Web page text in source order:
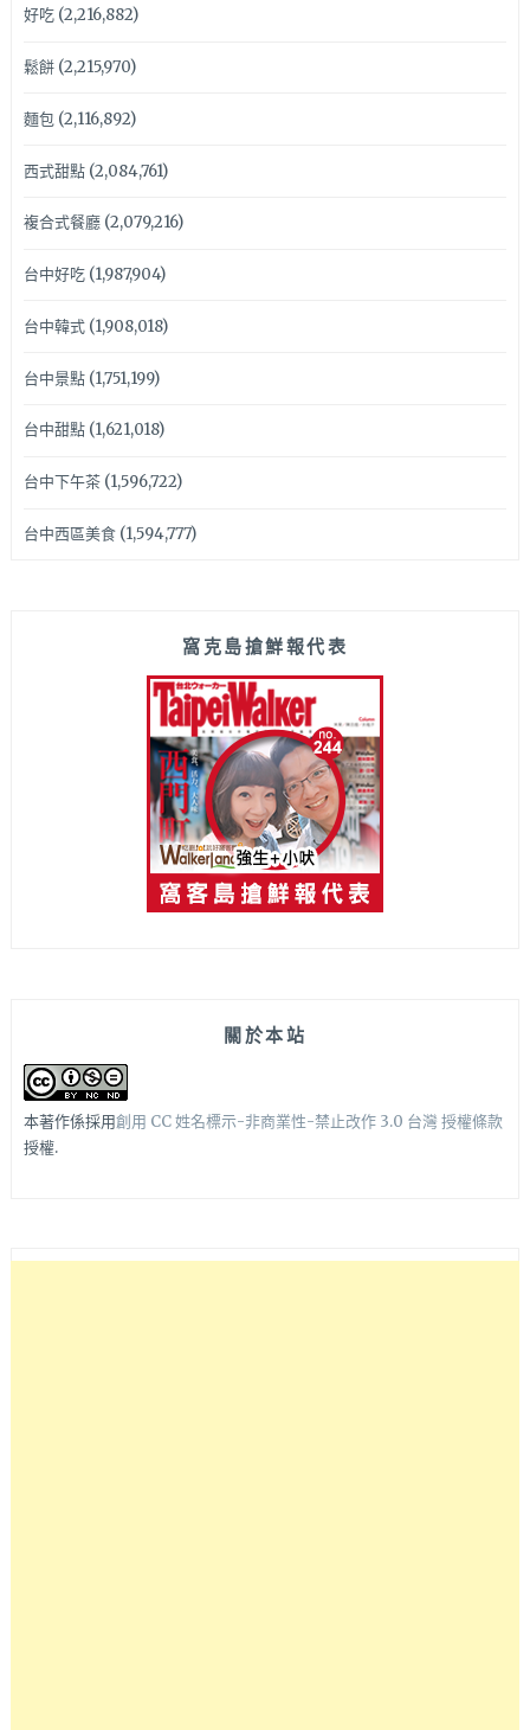
好吃(2,216,882)
鬆餅(2,215,970)
麵包(2,116,892)
西式甜點(2,084,761)
複合式餐廳(2,079,216)
台中好吃(1,987,904)
台中韓式(1,908,018)
台中景點(1,751,199)
台中甜點(1,621,018)
台中下午茶(1,596,722)
台中西區美食(1,594,777)
窩克島搶鮮報代表
關於本站
本著作係採用創用 CC 姓名標示-非商業性-禁止改作 3.0 台灣 授權條款
授權.